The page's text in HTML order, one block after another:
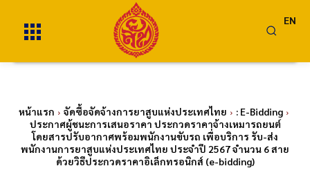
EN
หน้าแรก จัดซื้อจัดจ้างการยาสูบแห่งประเทศไทย
: E-Bidding
ประกาศผู้ชนะการเสนอราคา ประกวดราคาจ้างเหมารถยนต์
โดยสารปรับอากาศพร้อมพนักงานขับรถ เพื่อบริการ รับ-ส่ง
พนักงานการยาสูบแห่งประเทศไทย ประจำปี 2567 จำนวน 6 สาย
ด้วยวิธีประกวดราคาอิเล็กทรอนิกส์ (e-bidding)